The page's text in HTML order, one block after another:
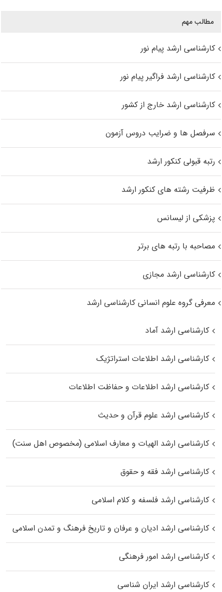
مطالب مهم
کارشناسی ارشد پیام نور
کارشناسی ارشد فراگیر پیام نور
کارشناسی ارشد خارج از کشور
سرفصل ها و ضرایب دروس آزمون
رتبه قبولی کنکور ارشد
ظرفیت رشته های کنکور ارشد
پزشکی از لیسانس
مصاحبه با رتبه های برتر
کارشناسی ارشد مجازی
معرفی گروه علوم انسانی کارشناسی ارشد
کارشناسی ارشد آماد
کارشناسی ارشد اطلاعات استراتژیک
کارشناسی ارشد اطلاعات و حفاظت اطلاعات
کارشناسی ارشد علوم قرآن و حدیث
کارشناسی ارشد الهیات و معارف اسلامی (مخصوص اهل سنت)
کارشناسی ارشد فقه و حقوق
کارشناسی ارشد فلسفه و کلام اسلامی
کارشناسی ارشد ادیان و عرفان و تاریخ فرهنگ و تمدن اسلامی
کارشناسی ارشد امور فرهنگی
کارشناسی ارشد ایران شناسی